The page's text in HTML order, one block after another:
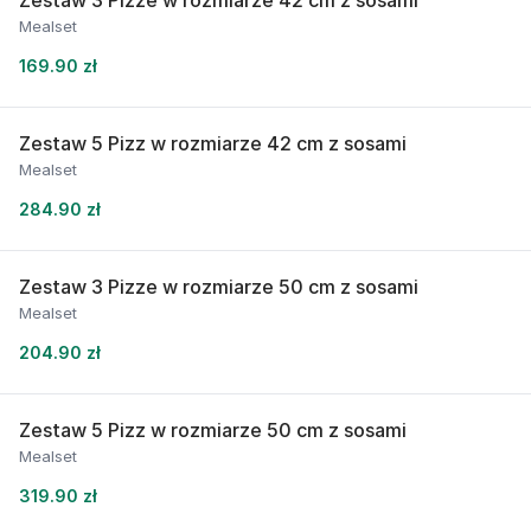
Mealset
169.90 zł
Zestaw 5 Pizz w rozmiarze 42 cm z sosami
Mealset
284.90 zł
Zestaw 3 Pizze w rozmiarze 50 cm z sosami
Mealset
204.90 zł
Zestaw 5 Pizz w rozmiarze 50 cm z sosami
Mealset
319.90 zł